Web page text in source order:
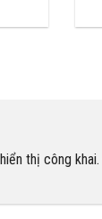
thị công khai.